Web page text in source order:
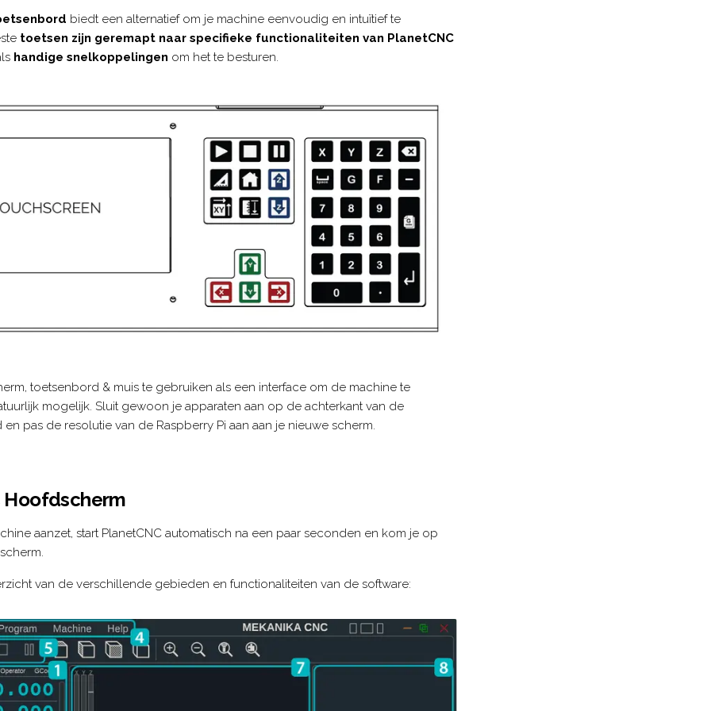
biedt een alternatief om je machine eenvoudig en intuïtief te
toetsen zijn geremapt naar specifieke functionaliteiten van PlanetCNC
handige snelkoppelingen om het te besturen.
toetsenbord & muis te gebruiken als een interface om de machine te
mogelijk. Sluit gewoon je apparaten aan op de achterkant van de
pas de resolutie van de Raspberry Pi aan aan je nieuwe scherm.
Hoofdscherm
aanzet, start PlanetCNC automatisch na een paar seconden en kom je op
van de verschillende gebieden en functionaliteiten van de software: